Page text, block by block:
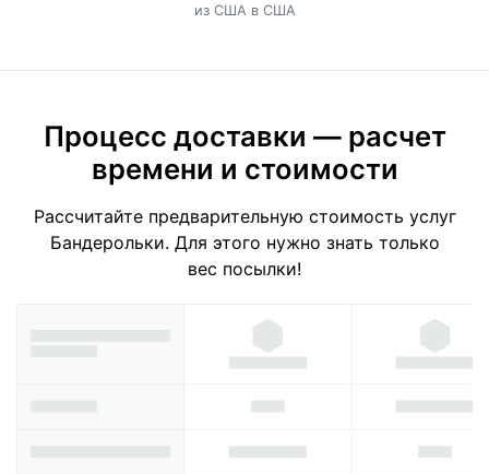
из США в США
Процесс доставки — расчет
времени и стоимости
Рассчитайте предварительную стоимость услуг
Бандерольки. Для этого нужно знать только
вес посылки!